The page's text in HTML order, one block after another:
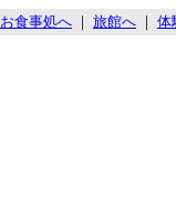
お食事処へ ｜ 旅館へ ｜ 体